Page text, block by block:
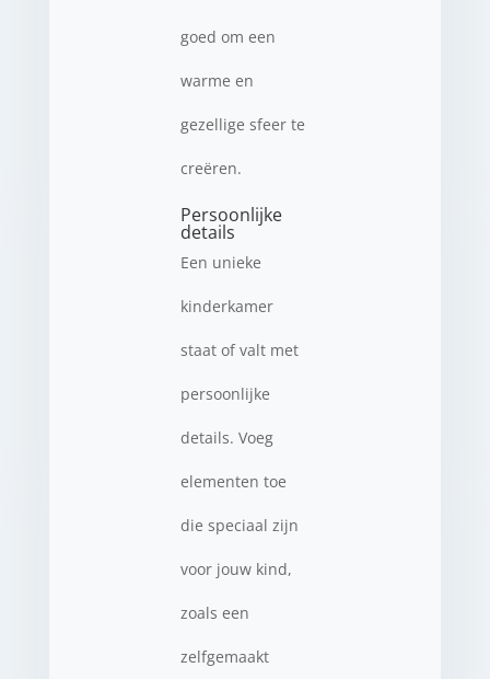
goed om een
warme en
gezellige sfeer te
creëren.
Persoonlijke
details
Een unieke
kinderkamer
staat of valt met
persoonlijke
details. Voeg
elementen toe
die speciaal zijn
voor jouw kind,
zoals een
zelfgemaakt